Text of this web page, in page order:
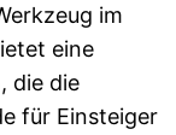
im
eine
die die
für Einsteiger